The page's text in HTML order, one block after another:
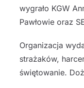
wygrało KGW
Pawłowie oraz
Organizacja
strażaków,
świętowanie.